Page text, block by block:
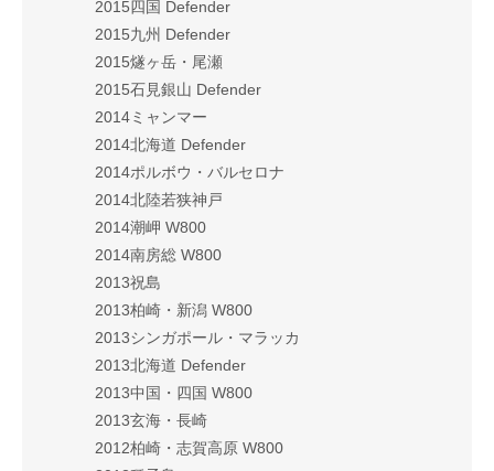
2015四国 Defender
2015九州 Defender
2015燧ヶ岳・尾瀬
2015石見銀山 Defender
2014ミャンマー
2014北海道 Defender
2014ポルボウ・バルセロナ
2014北陸若狭神戸
2014潮岬 W800
2014南房総 W800
2013祝島
2013柏崎・新潟 W800
2013シンガポール・マラッカ
2013北海道 Defender
2013中国・四国 W800
2013玄海・長崎
2012柏崎・志賀高原 W800